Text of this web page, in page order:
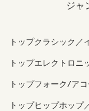
ジャ
トップクラシック／
トップエレクトロニ
トップフォーク/ア
トップヒップホップ